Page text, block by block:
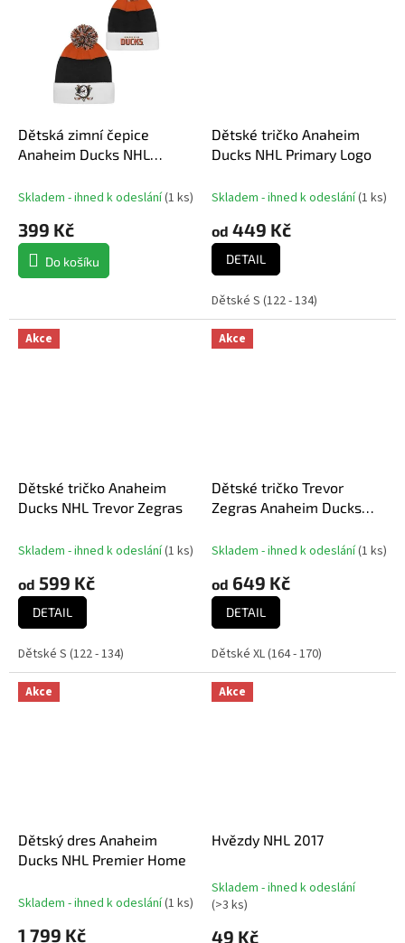
Dětská zimní čepice
Anaheim Ducks NHL
Pom
Skladem - ihned k odeslání(1 ks)
399 Kč
Do košíku
Dětské tričko Anaheim
Ducks NHL Primary Logo
Skladem - ihned k odeslání(1 ks)
od 449 Kč
DETAIL
Dětské S (122 - 134)
Akce
Dětské tričko Anaheim
Ducks NHL Trevor Zegras
Skladem - ihned k odeslání(1 ks)
od 599 Kč
DETAIL
Dětské S (122 - 134)
Akce
Dětské tričko Trevor
Zegras Anaheim Ducks
Ctn Tee
Skladem - ihned k odeslání(1 ks)
od 649 Kč
DETAIL
Dětské XL (164 - 170)
Akce
Dětský dres Anaheim
Ducks NHL Premier Home
Skladem - ihned k odeslání(1 ks)
1 799 Kč
Akce
Hvězdy NHL 2017
Průměrné
hodnocení
produktu
Skladem - ihned k odeslání
(>3 ks)
49 Kč